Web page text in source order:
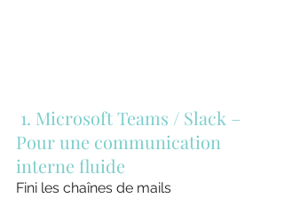
1. Microsoft Teams / Slack –
Pour une communication
interne fluide
Fini les chaînes de mails